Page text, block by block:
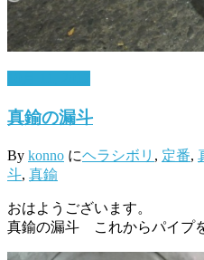
真鍮の漏斗
By konno にヘラシボリ , 定番,
斗, 真鍮
おはようございます。
真鍮の漏斗 これからパイプ